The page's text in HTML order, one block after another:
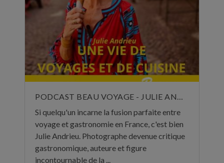
PODCAST BEAU VOYAGE - JULIE ANDRIEU, UNE VIE DE VOYAGES ET DE CUISINE - 5 NOVEMBRE 2024
Si quelqu'un incarne la fusion parfaite entre
voyage et gastronomie en France, c'est bien
Julie Andrieu. Photographe devenue critique
gastronomique, auteure et figure
incontournable de la ...